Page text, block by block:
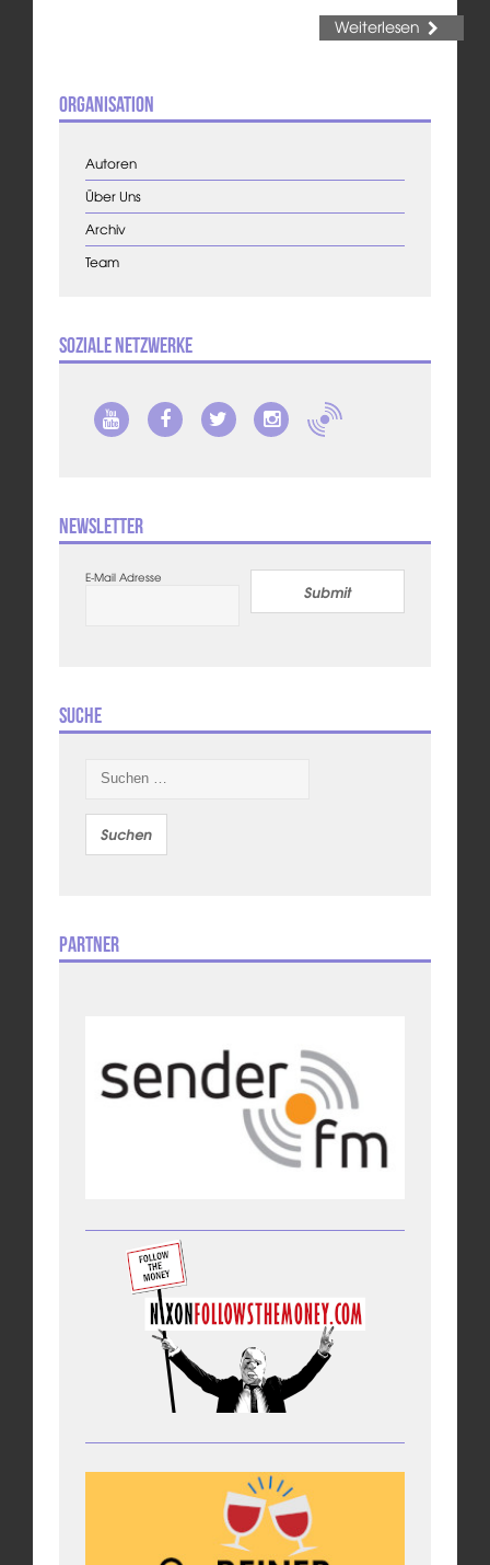
Weiterlesen
Organisation
Autoren
Über Uns
Archiv
Team
Soziale Netzwerke
Newsletter
E-Mail Adresse
Submit
Suche
nach:
Partner